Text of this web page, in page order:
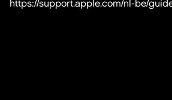
https://support.apple.com/nl-be/